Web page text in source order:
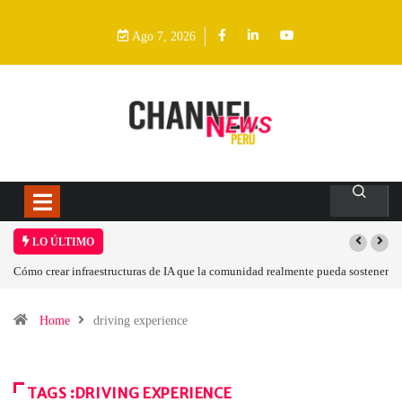
Ago 7, 2026
LO ÚLTIMO
Cómo crear infraestructuras de IA que la comunidad realmente pueda sostener
Home driving experience
TAGS :DRIVING EXPERIENCE